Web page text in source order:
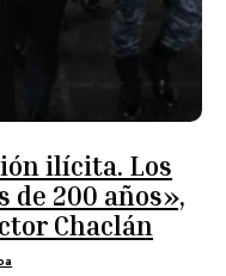
ilícita. Los
de 200 años»,
Chaclán